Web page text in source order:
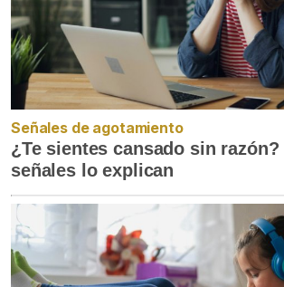
Señales de agotamiento
¿Te sientes cansado sin razón?
señales lo explican